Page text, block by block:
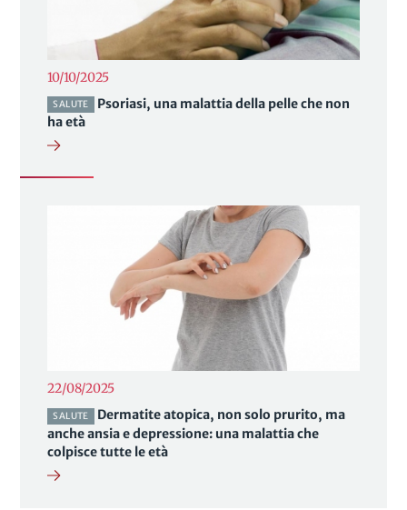
10/10/2025
SALUTE
Psoriasi, una malattia della pelle che non
ha età
22/08/2025
SALUTE
Dermatite atopica, non solo prurito, ma
anche ansia e depressione: una malattia che
colpisce tutte le età